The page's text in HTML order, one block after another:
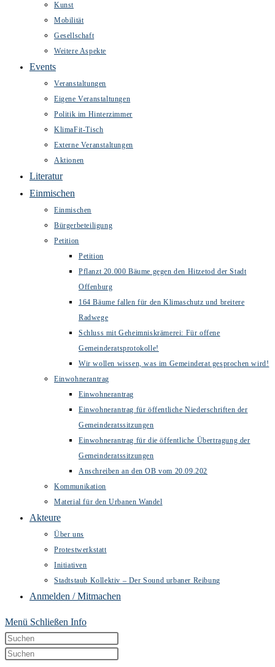
Kunst
Mobilität
Gesellschaft
Weitere Aspekte
Events
Veranstaltungen
Eigene Veranstaltungen
Politik im Hinterzimmer
KlimaFit-Tisch
Externe Veranstaltungen
Aktionen
Literatur
Einmischen
Einmischen
Bürgerbeteiligung
Petition
Petition
Pflanzt 20.000 Bäume gegen den Hitzetod der Stadt
Offenburg
164 Bäume fallen für den Klimaschutz und breitere
Radwege
Schluss mit Geheimniskrämerei: Für offene
Gemeinderatsprotokolle!
Wir wollen wissen, was im Gemeinderat gesprochen wird!
Einwohnerantrag
Einwohnerantrag
Einwohnerantrag für öffentliche Niederschriften der
Gemeinderatssitzungen
Einwohnerantrag für die öffentliche Übertragung der
Gemeinderatssitzungen
Anschreiben an den OB vom 20.09.202
Kommunikation
Material für den Urbanen Wandel
Akteure
Über uns
Protestwerkstatt
Initiativen
Stadtstaub Kollektiv – Der Sound urbaner Reibung
Anmelden / Mitmachen
Menü Schließen Info
Diese
Website